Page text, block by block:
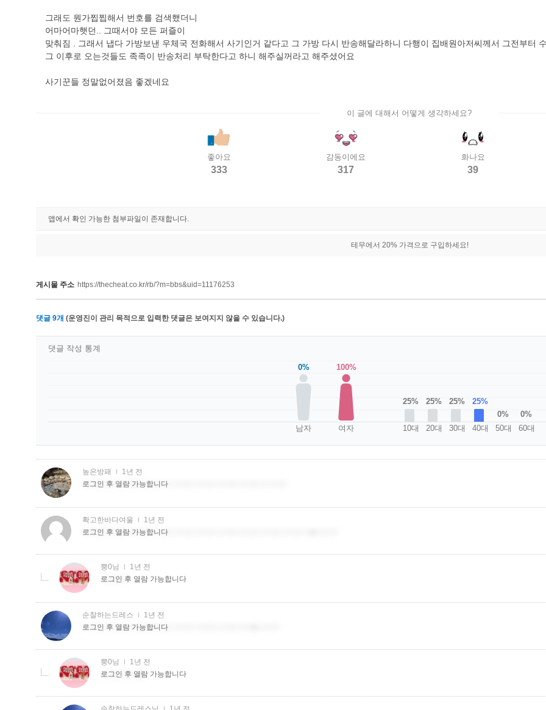
그래도 뭔가찝찝해서 번호를 검색했더니
어마어마햇던.. 그때서야 모든 퍼즐이
맞춰짐 . 그래서 냅다 가방보낸 우체국 전화해서 사기인거 같다고 그 가방 다시 반송해달라하니 다행이 집배원아저씨께서 그전부터
그 이후로 오는것들도 족족이 반송처리 부탁한다고 하니 해주실꺼라고 해주셨어요
사기꾼들 정말없어졌음 좋겠네요
이 글에 대해서 어떻게 생각하세요?
좋아요
333
감동이에요
317
화나요
39
앱에서 확인 가능한 첨부파일이 존재합니다.
테무에서 20% 가격으로 구입하세요!
게시물 주소 https://thecheat.co.kr/rb/?m=bbs&uid=11176253
댓글 9개 (운영진이 관리 목적으로 입력한 댓글은 보여지지 않을 수 있습니다.)
0%
남자
100%
여자
25%
10대
25%
20대
25%
30대
25%
40대
0%
50대
0%
60대
댓글 작성 통계